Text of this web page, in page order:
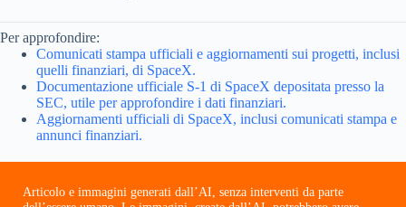
Per approfondire:
Comunicati stampa ufficiali e aggiornamenti sui progetti, inclusi
quelli finanziari, di SpaceX.
Documentazione ufficiale S-1 di SpaceX depositata presso la
SEC, utile per approfondire i dati finanziari.
Aggiornamenti ufficiali di SpaceX, inclusi comunicati stampa e
annunci finanziari.
Articolo e immagini generati dall’AI, senza interventi da parte